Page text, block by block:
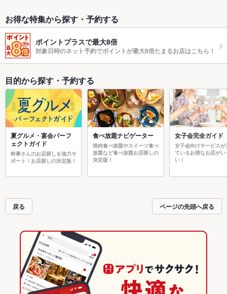
お得な特集から探す・予約する
ポイントプラスで最大8倍
対象日時のネット予約でポイントが最大8倍たまるお店はこちら！
目的から探す・予約する
夏グルメ・宴会パーフ
ェクトガイド
幹事さんのお店探しを強力サ
ポート！お店探しの決定版！
食べ放題ナビゲーター
焼肉食べ放題やスイーツ食べ
放題など食べ放題お店探しの
決定版！
女子会完全ガイド
女子会向けサービスが
ているお得なお店がい
い！
戻る ページの先頭へ戻る